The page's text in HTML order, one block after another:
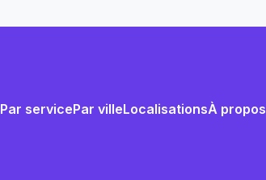
Par servicePar villeLocalisationsÀ propos